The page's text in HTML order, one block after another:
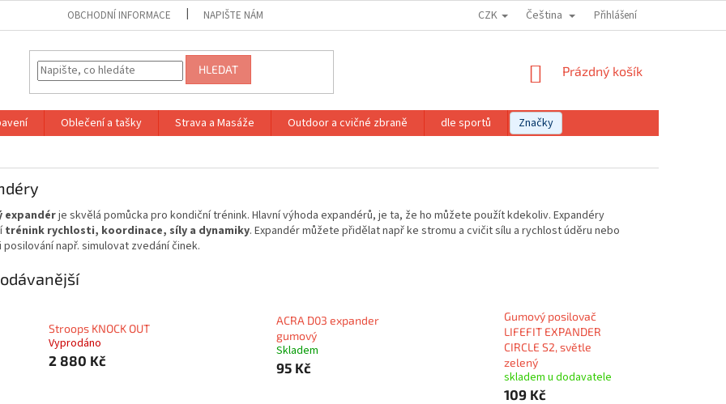
OBCHODNÍ INFORMACE NAPIŠTE NÁM CZK Čeština Přihlášení
HLEDAT
NÁKUPNÍ
Prázdný košík
Oblečení a tašky Strava a Masáže Outdoor a cvičné zbraně dle sportů
Značky
expandérje skvělá pomůcka pro kondiční trénink. Hlavní výhoda expandérů, je ta, že ho můžete použít kdekoliv. Expandéry
trénink rychlosti, koordinace, síly a dynamiky. Expandér můžete přidělat např ke stromu a cvičit sílu a rychlost úděru nebo
posilování např. simulovat zvedání činek.
Stroops KNOCK OUT
Vyprodáno
2 880 Kč
ACRA D03 expander
gumový
Skladem
95 Kč
Gumový posilovač
LIFEFIT EXPANDER
CIRCLE S2, světle
zelený
skladem u dodavatele
109 Kč